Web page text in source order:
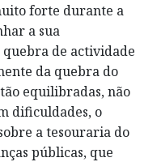
forte durante a
a sua
de actividade
da quebra do
equilibradas, não
dificuldades, o
a tesouraria do
públicas, que